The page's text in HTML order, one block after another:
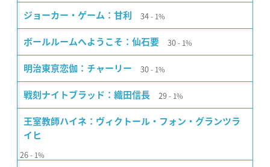
ジョーカー・ゲーム：甘利 34 1%
ボールルームへようこそ：仙石要 30 1%
明治東亰恋伽：チャーリー 30 1%
戦刻ナイトブラッド：織田信長 29 1%
王室教師ハイネ：ヴィクトール・フォン・グランツラ
イヒ
26 1%